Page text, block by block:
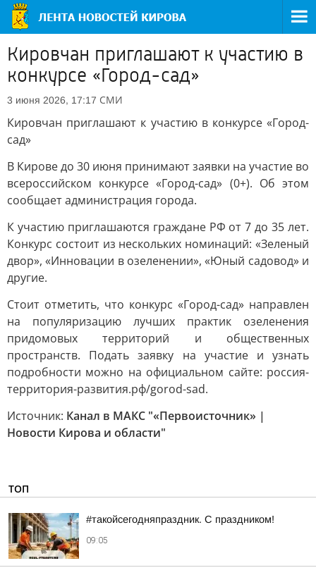
Кировчан приглашают к участию в
конкурсе «Город-сад»
3 июня 2026, 17:17 СМИ
Кировчан приглашают к участию в конкурсе «Город-
сад»
В Кирове до 30 июня принимают заявки на участие во
всероссийском конкурсе «Город-сад» (0+). Об этом
сообщает администрация города.
К участию приглашаются граждане РФ от 7 до 35 лет.
Конкурс состоит из нескольких номинаций: «Зеленый
двор», «Инновации в озеленении», «Юный садовод» и
другие.
Стоит отметить, что конкурс «Город-сад» направлен
на популяризацию лучших практик озеленения
придомовых территорий и общественных
пространств. Подать заявку на участие и узнать
подробности можно на официальном сайте: россия-
территория-развития.рф/gorod-sad.
Источник: Канал в МАКС "«Первоисточник» |
Новости Кирова и области"
ТОП
#такойсегодняпраздник. С праздником!
09:05